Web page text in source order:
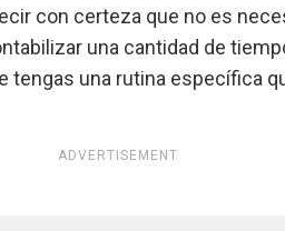
con certeza que no es
una cantidad de
tengas una rutina específica
ADVERTISEMENT